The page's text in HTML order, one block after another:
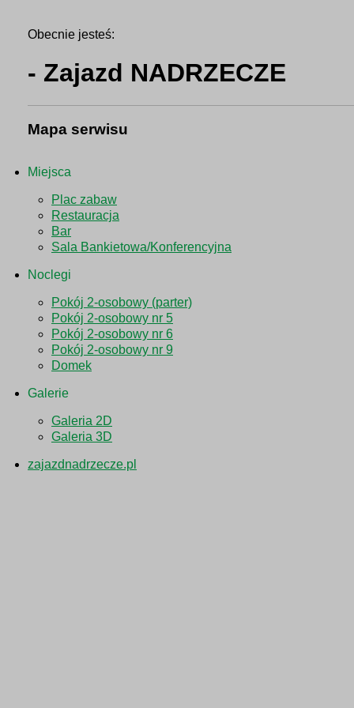
Obecnie jesteś:
- Zajazd NADRZECZE
Mapa serwisu
Miejsca
Plac zabaw
Restauracja
Bar
Sala Bankietowa/Konferencyjna
Noclegi
Pokój 2-osobowy (parter)
Pokój 2-osobowy nr 5
Pokój 2-osobowy nr 6
Pokój 2-osobowy nr 9
Domek
Galerie
Galeria 2D
Galeria 3D
zajazdnadrzecze.pl